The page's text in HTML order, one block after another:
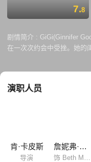
7.8
剧情简介 : GiGi(Ginnifer
在一次次约会中受挫。她的
Janine（Jennifer Connelly
姻陷入僵局，而Ben与歌手
演职人员
肯·卡皮斯
导演
詹妮弗·安妮斯顿